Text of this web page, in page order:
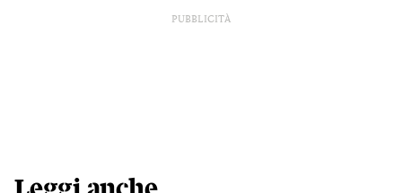
PUBBLICITÀ